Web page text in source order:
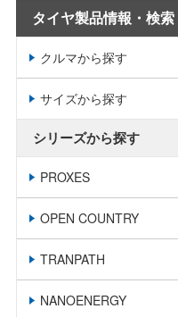
タイヤ製品情報・検索
クルマから探す
サイズから探す
シリーズから探す
PROXES
OPEN COUNTRY
TRANPATH
NANOENERGY